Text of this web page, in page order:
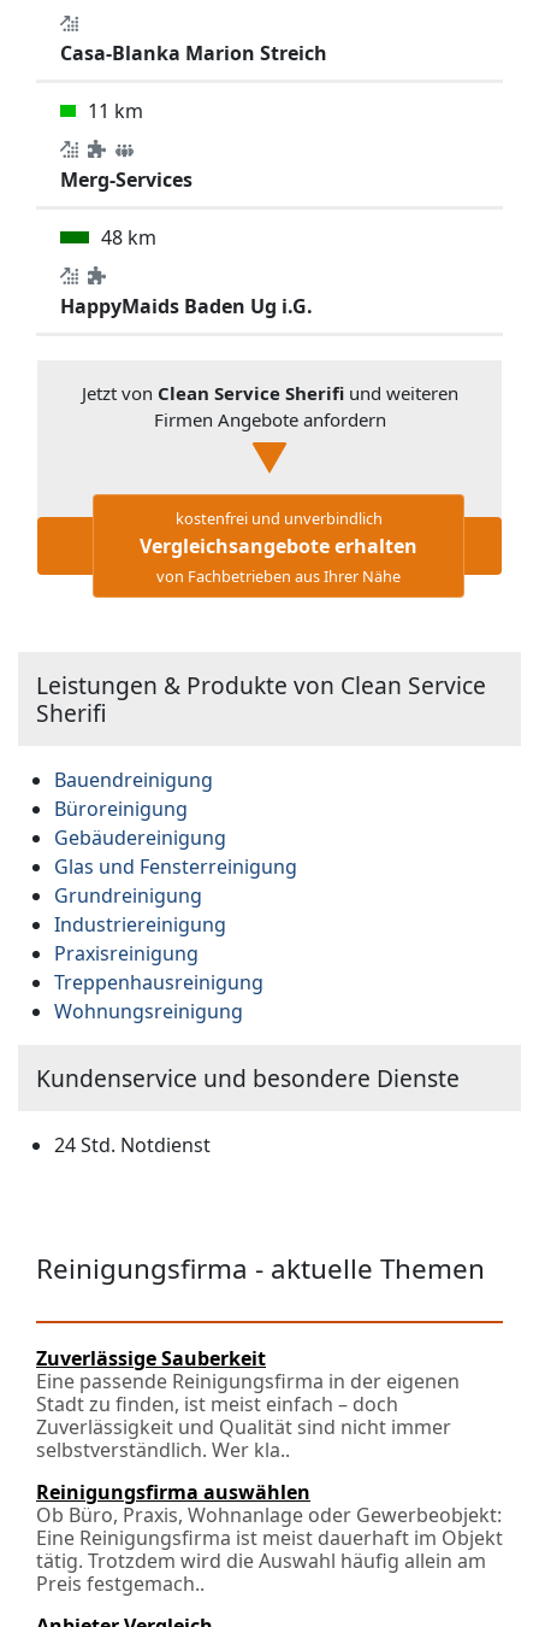
Casa-Blanka Marion Streich
11 km
Merg-Services
48 km
HappyMaids Baden Ug i.G.
Jetzt von Clean Service Sherifiund weiteren
Firmen Angebote anfordern
kostenfrei und unverbindlich
Vergleichsangebote erhalten
von Fachbetrieben aus Ihrer Nähe
Leistungen & Produkte von Clean Service
Sherifi
Bauendreinigung
Büroreinigung
Gebäudereinigung
Glas und Fensterreinigung
Grundreinigung
Industriereinigung
Praxisreinigung
Treppenhausreinigung
Wohnungsreinigung
Kundenservice und besondere Dienste
24 Std. Notdienst
Reinigungsfirma - aktuelle Themen
Zuverlässige Sauberkeit
Eine passende Reinigungsfirma in der eigenen
Stadt zu finden, ist meist einfach – doch
Zuverlässigkeit und Qualität sind nicht immer
selbstverständlich. Wer kla..
Reinigungsfirma auswählen
Ob Büro, Praxis, Wohnanlage oder Gewerbeobjekt:
Eine Reinigungsfirma ist meist dauerhaft im Objekt
tätig. Trotzdem wird die Auswahl häufig allein am
Preis festgemach..